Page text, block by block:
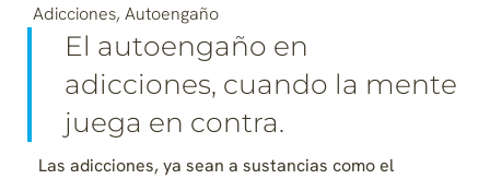
Adicciones, Autoengaño
El autoengaño en
adicciones, cuando la mente
juega en contra.
Las adicciones, ya sean a sustancias como el